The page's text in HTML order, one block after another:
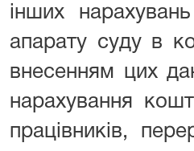
інших
апарату суду в
внесенням цих
нарахування
працівників,